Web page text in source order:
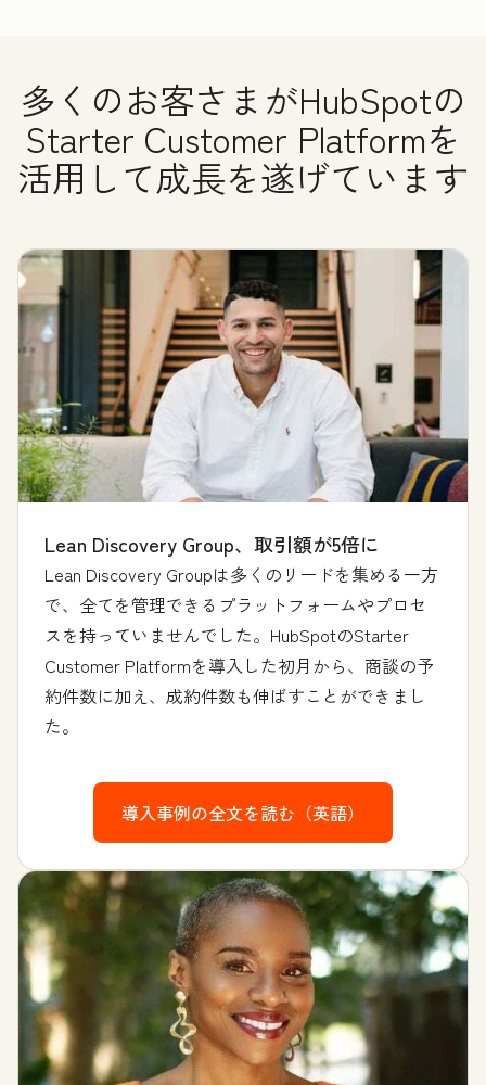
多くのお客さまがHubSpotの
Starter Customer Platformを
活用して成長を遂げています
Lean Discovery Group、取引額が5倍に
Lean Discovery Groupは多くのリードを集める一方
で、全てを管理できるプラットフォームやプロセ
スを持っていませんでした。HubSpotのStarter
Customer Platformを導入した初月から、商談の予
約件数に加え、成約件数も伸ばすことができまし
た。
導入事例の全文を読む（英語）